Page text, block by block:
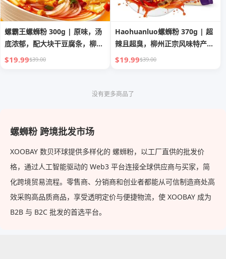
螺霸王螺蛳粉 300g | 原味，汤
底浓郁，配大块干豆腐条，柳州
特产，即食方便的米粉，适合早
$19.99$39.00
Haohuanluo螺蛳粉 370g | 超
辣且超臭，柳州正宗风味特产，
配鹌鹑蛋与浓郁汤底，整箱批发
$19.99$39.00
没有更多商品了
螺蛳粉 跨境批发市场
XOOBAY 数贝环球提供多样化的 螺蛳粉，以工厂直供的批发价
格，通过人工智能驱动的 Web3 平台连接全球供应商与买家，简
化跨境贸易流程。零售商、分销商和创业者都能从可信制造商处高
效采购高品质商品，享受透明定价与便捷物流，使 XOOBAY 成为
B2B 与 B2C 批发的首选平台。